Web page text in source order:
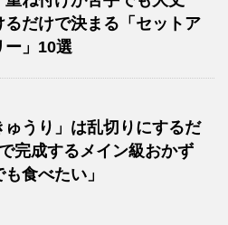
るだけで決まる「セットア
ー」10選
ゅうり」は乱切りにするだ
完成するメイン級おかず
も食べたい」